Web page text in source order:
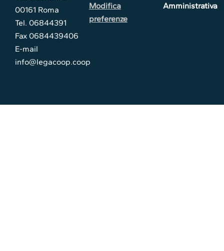
00161 Roma
Tel. 06844391
Fax 0684439406
E-mail
info@legacoop.coop
Modifica
preferenze
Amministrativa